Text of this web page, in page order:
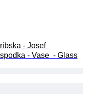
- Josef
- Vase  - Glass